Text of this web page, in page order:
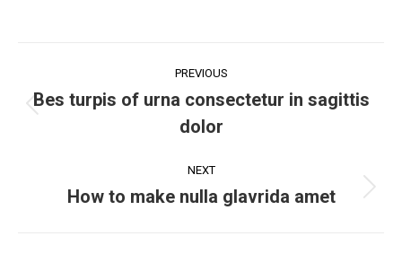
PREVIOUS
Bes turpis of urna consectetur in sagittis
dolor
NEXT
How to make nulla glavrida amet